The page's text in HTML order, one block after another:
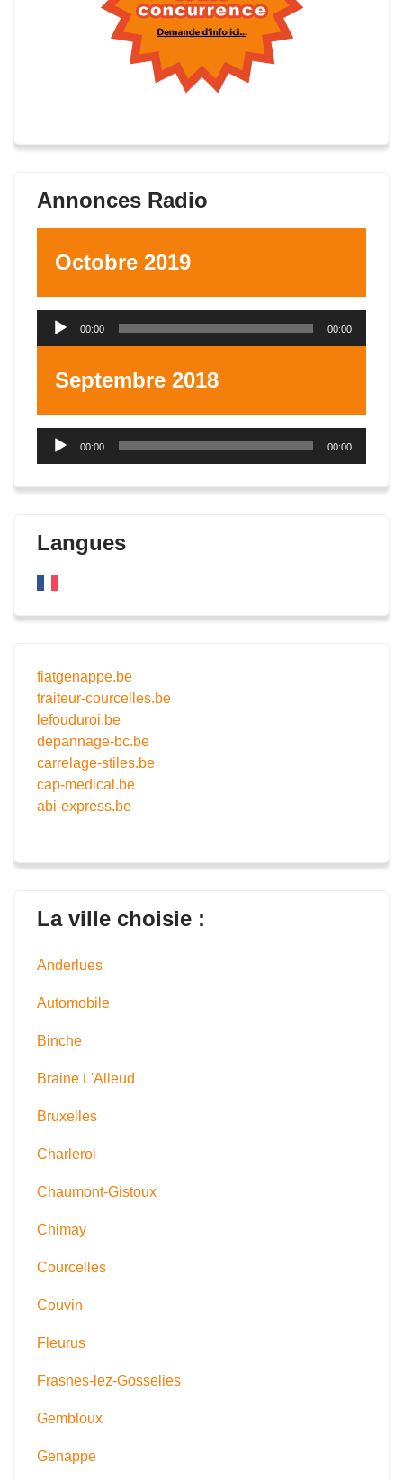
Annonces Radio
Octobre 2019
Lecteur
00:00 00:00
Septembre 2018
Lecteur
00:00 00:00
Langues
fiatgenappe.be
traiteur-courcelles.be
lefouduroi.be
depannage-bc.be
carrelage-stiles.be
cap-medical.be
abi-express.be
La ville choisie :
Anderlues
Automobile
Binche
Braine L'Alleud
Bruxelles
Charleroi
Chaumont-Gistoux
Chimay
Courcelles
Couvin
Fleurus
Frasnes-lez-Gosselies
Gembloux
Genappe